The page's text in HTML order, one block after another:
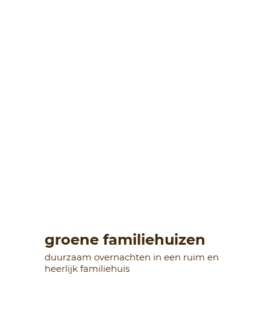
groene familiehuizen
duurzaam overnachten in een ruim en
heerlijk familiehuis